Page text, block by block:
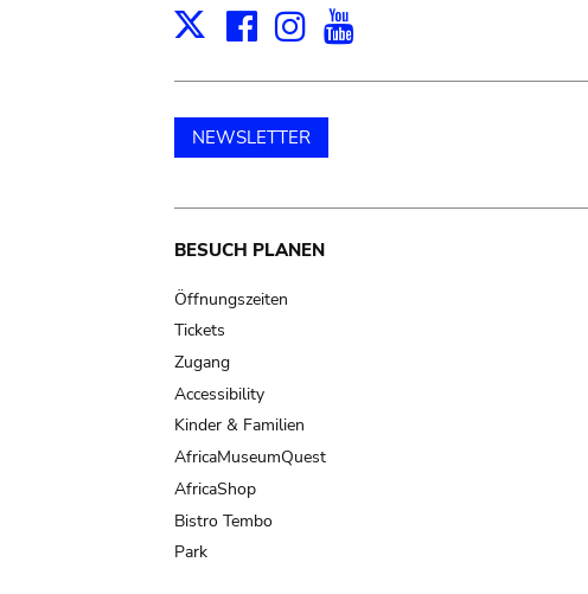
X Facebook
Instagram
NEWSLETTER
Main
navigation
BESUCH PLANEN
Öffnungszeiten
Tickets
Zugang
Accessibility
Kinder & Familien
AfricaMuseumQuest
AfricaShop
Bistro Tembo
Park